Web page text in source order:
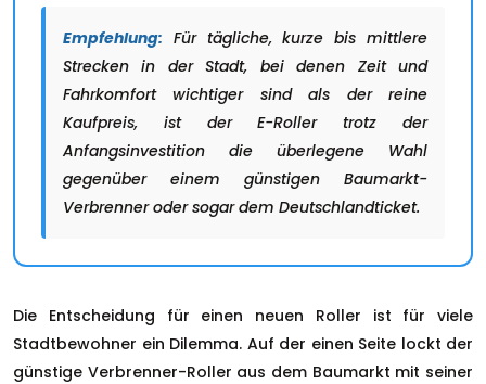
Empfehlung: Für tägliche, kurze bis mittlere
Strecken in der Stadt, bei denen Zeit und
Fahrkomfort wichtiger sind als der reine
Kaufpreis, ist der E-Roller trotz der
Anfangsinvestition die überlegene Wahl
gegenüber einem günstigen Baumarkt-
Verbrenner oder sogar dem Deutschlandticket.
Die Entscheidung für einen neuen Roller ist für viele
Stadtbewohner ein Dilemma. Auf der einen Seite lockt der
günstige Verbrenner-Roller aus dem Baumarkt mit seiner